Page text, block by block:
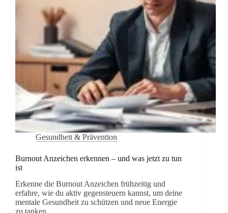
Gesundheit & Prävention
Burnout Anzeichen erkennen – und was jetzt zu tun
ist
Erkenne die Burnout Anzeichen frühzeitig und
erfahre, wie du aktiv gegensteuern kannst, um deine
mentale Gesundheit zu schützen und neue Energie